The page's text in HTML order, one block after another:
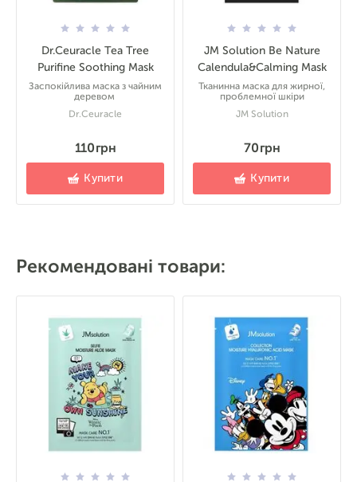
Dr.Ceuracle Tea Tree
Purifine Soothing Mask
Заспокійлива маска з чайним
деревом
Dr.Ceuracle
110 грн
Купити
JM Solution Be Nature
Calendula&Calming Mask
Тканинна маска для жирної,
проблемної шкіри
JM Solution
70 грн
Купити
Рекомендовані товари: